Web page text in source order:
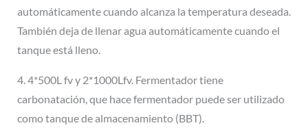
automáticamente cuando alcanza la temperatura deseada.
También deja de llenar agua automáticamente cuando el
tanque está lleno.
4. 4*500L fv y 2*1000Lfv. Fermentador tiene
carbonatación, que hace fermentador puede ser utilizado
como tanque de almacenamiento (BBT).